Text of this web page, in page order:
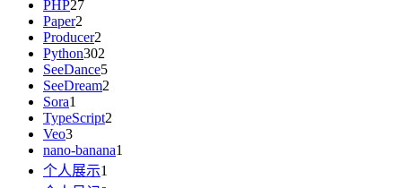
PHP27
Paper2
Producer2
Python302
SeeDance5
SeeDream2
Sora1
TypeScript2
Veo3
nano-banana1
个人展示1